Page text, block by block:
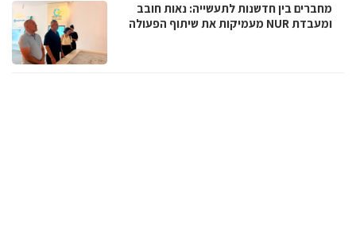
מחברים בין חדשנות לתעשייה: נאות חובב
ומעבדת NUR מעמיקות את שיתוף הפעולה